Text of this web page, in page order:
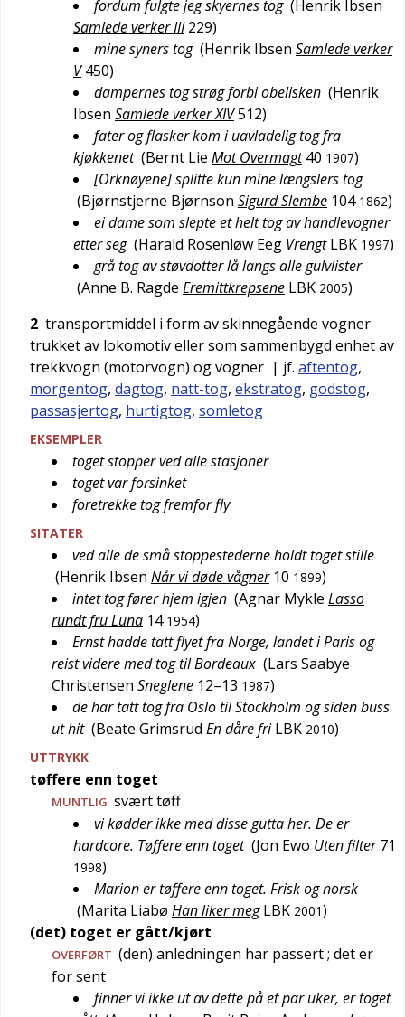
fordum fulgte jeg skyernes tog (Henrik Ibsen
Samlede verker III 229)
mine syners tog (Henrik Ibsen Samlede verker
V 450)
dampernes tog strøg forbi obelisken (Henrik
Ibsen Samlede verker XIV512)
fater og flasker kom i uavladelig tog fra
kjøkkenet (Bernt Lie Mot Overmagt 40 1907)
[Orknøyene] splitte kun mine længslers tog
(Bjørnstjerne Bjørnson Sigurd Slembe 104 1862)
ei dame som slepte et helt tog av handlevogner
etter seg (Harald Rosenløw Eeg Vrengt LBK 1997)
grå tog av støvdotter lå langs alle gulvlister
(Anne B. Ragde Eremittkrepsene LBK 2005)
2 transportmiddel i form av skinnegående vogner
trukket av lokomotiv eller som sammenbygd enhet av
trekkvogn (motorvogn) og vogner | jf. aftentog,
morgentog, dagtog, natt-tog, ekstratog, godstog,
passasjertog, hurtigtog, somletog
EKSEMPLER
toget stopper ved alle stasjoner
toget var forsinket
foretrekke tog fremfor fly
SITATER
ved alle de små stoppestederne holdt toget stille
(Henrik Ibsen Når vi døde vågner 10 1899)
intet tog fører hjem igjen (Agnar Mykle Lasso
rundt fru Luna 14 1954)
Ernst hadde tatt flyet fra Norge, landet i Paris og
reist videre med tog til Bordeaux (Lars Saabye
Christensen Sneglene 12–13 1987)
de har tatt tog fra Oslo til Stockholm og siden buss
ut hit (Beate Grimsrud En dåre fri LBK 2010)
UTTRYKK
tøffere enn toget
MUNTLIG svært tøff
vi kødder ikke med disse gutta her. De er
hardcore. Tøffere enn toget (Jon Ewo Uten filter 71
1998)
Marion er tøffere enn toget. Frisk og norsk
(Marita Liabø Han liker meg LBK 2001)
(det) toget er gått/kjørt
OVERFØRT (den) anledningen har passert; det er
for sent
finner vi ikke ut av dette på et par uker, er toget